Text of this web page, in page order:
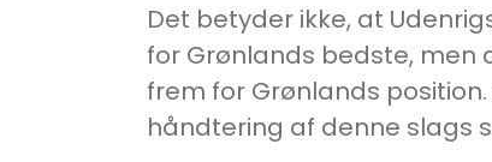
Det betyder ikke, at
for Grønlands bedste, men
frem for Grønlands
håndtering af denne slags